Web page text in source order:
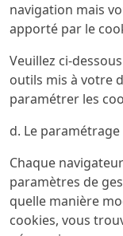
navigation mais
apporté par le
Veuillez ci-
outils mis à votre
paramétrer les
d. Le
Chaque
paramètres de
quelle manière
cookies, vous